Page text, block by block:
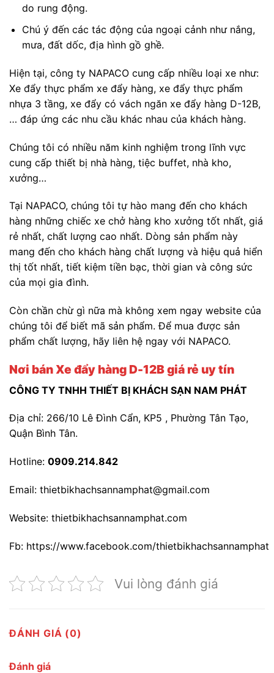
do rung động.
Chú ý đến các tác động của ngoại cảnh như nắng,
mưa, đất dốc, địa hình gồ ghề.
Hiện tại, công ty NAPACO cung cấp nhiều loại xe như:
Xe đẩy thực phẩm xe đẩy hàng, xe đẩy thực phẩm
nhựa 3 tầng, xe đẩy có vách ngăn xe đẩy hàng D-12B,
… đáp ứng các nhu cầu khác nhau của khách hàng.
Chúng tôi có nhiều năm kinh nghiệm trong lĩnh vực
cung cấp thiết bị nhà hàng, tiệc buffet, nhà kho,
xưởng…
Tại NAPACO, chúng tôi tự hào mang đến cho khách
hàng những chiếc xe chở hàng kho xưởng tốt nhất, giá
rẻ nhất, chất lượng cao nhất. Dòng sản phẩm này
mang đến cho khách hàng chất lượng và hiệu quả hiển
thị tốt nhất, tiết kiệm tiền bạc, thời gian và công sức
của mọi gia đình.
Còn chần chừ gì nữa mà không xem ngay website của
chúng tôi để biết mã sản phẩm. Để mua được sản
phẩm chất lượng, hãy liên hệ ngay với NAPACO.
Nơi bán Xe đẩy hàng D-12B giá rẻ uy tín
CÔNG TY TNHH THIẾT BỊ KHÁCH SẠN NAM PHÁT
Địa chỉ: 266/10 Lê Đình Cẩn, KP5 , Phường Tân Tạo,
Quận Bình Tân.
Hotline: 0909.214.842
Email: thietbikhachsannamphat@gmail.com
Website: thietbikhachsannamphat.com
Fb: https://www.facebook.com/thietbikhachsannamphat
Vui lòng đánh giá
ĐÁNH GIÁ (0)
Đánh giá